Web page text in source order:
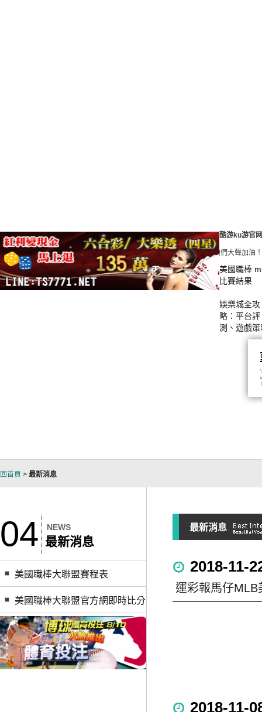
酷游ku游官
大聯盟中文網站,MLB ,支持你愛的球隊，現在就入手週邊為他們大聲加油！由各
美國職棒
比賽結果
娛樂城全攻
略：平台評
測、遊戲策
與贏錢技
回首頁 > 最新消息
04 NEWS
最新消息
美國職棒大聯盟賽程表
美國職棒大聯盟官方網即時比分
最新消息
2018-11-
運彩報馬仔MLB
2018-11-